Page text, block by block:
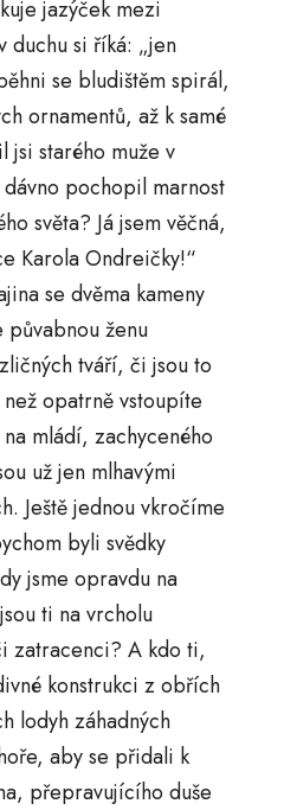
jazýček mezi
duchu si říká: „jen
se bludištěm spirál,
ornamentů, až k samé
jsi starého muže v
pochopil marnost
světa? Já jsem věčná,
Karola Ondreičky!“
se dvěma kameny
půvabnou ženu
tváří, či jsou to
opatrně vstoupíte
mládí, zachyceného
už jen mlhavými
Ještě jednou vkročíme
byli svědky
jsme opravdu na
ti na vrcholu
zatracenci? A kdo ti,
konstrukci z obřích
lodyh záhadných
aby se přidali k
přepravujícího duše